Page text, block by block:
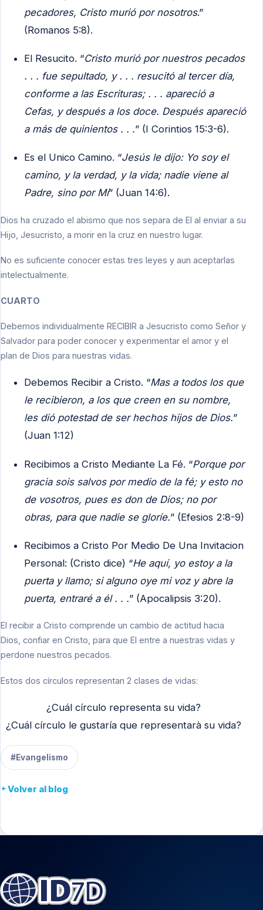
pecadores, Cristo murió por nosotros.”
(Romanos 5:8).
El Resucito. “Cristo murió por nuestros pecados
. . . fue sepultado, y . . . resucitó al tercer día,
conforme a las Escrituras; . . . apareció a
Cefas, y después a los doce. Después apareció
a más de quinientos . . .” (I Corintios 15:3-6).
Es el Unico Camino. “Jesús le dijo: Yo soy el
camino, y la verdad, y la vida; nadie viene al
Padre, sino por Mí” (Juan 14:6).
Dios ha cruzado el abismo que nos separa de El al enviar a su
Hijo, Jesucristo, a morir en la cruz en nuestro lugar.
No es suficiente conocer estas tres leyes y aun aceptarlas
intelectualmente.
CUARTO
Debemos individualmente RECIBIR a Jesucristo como Señor y
Salvador para poder conocer y experimentar el amor y el
plan de Dios para nuestras vidas.
Debemos Recibir a Cristo. “Mas a todos los que
le recibieron, a los que creen en su nombre,
les dió potestad de ser hechos hijos de Dios.”
(Juan 1:12)
Recibimos a Cristo Mediante La Fé. “Porque por
gracia sois salvos por medio de la fé; y esto no
de vosotros, pues es don de Dios; no por
obras, para que nadie se gloríe.” (Efesios 2:8-9)
Recibimos a Cristo Por Medio De Una Invitacion
Personal: (Cristo dice) “He aquí, yo estoy a la
puerta y llamo; si alguno oye mi voz y abre la
puerta, entraré a él . . .” (Apocalipsis 3:20).
El recibir a Cristo comprende un cambio de actitud hacia
Dios, confiar en Cristo, para que El entre a nuestras vidas y
perdone nuestros pecados.
Estos dos círculos representan 2 clases de vidas:
¿Cuál círculo representa su vida?
¿Cuál círculo le gustaría que representarà su vida?
#Evangelismo
Volver al blog